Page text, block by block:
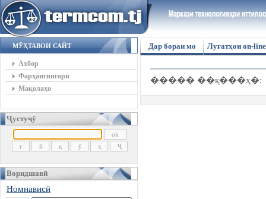
МӮҲТАВОИ САЙТ
Ахбор
Фарҳангнигорӣ
Мақолаҳо
Ҷустуҷӯ
Воридшавӣ
Номнависӣ
Дар бораи мо Луғатҳои on-line
����� ��қ���ҳ�: